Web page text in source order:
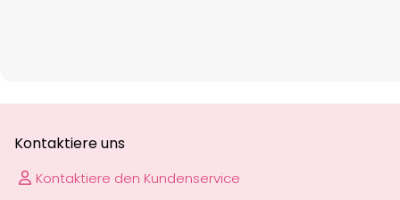
Kontaktiere uns
Kontaktiere den Kundenservice